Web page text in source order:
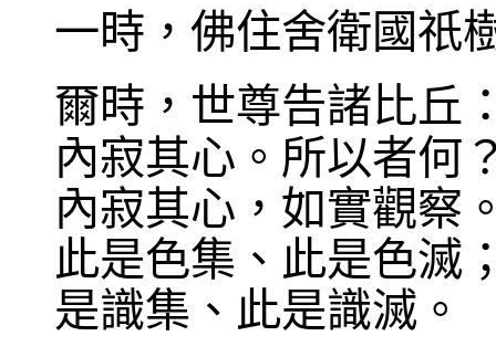
一時，佛住舍衛國祇
爾時，世尊告諸比丘
內寂其心。所以者何
內寂其心，如實觀察
此是色集、此是色滅
是識集、此是識滅。